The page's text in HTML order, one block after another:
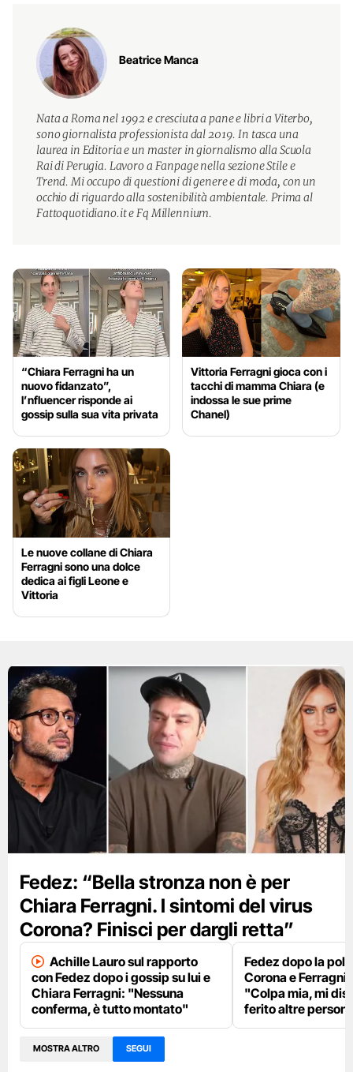
Beatrice Manca
Nata a Roma nel 1992 e cresciuta a pane e libri a Viterbo,
sono giornalista professionista dal 2019. In tasca una
laurea in Editoria e un master in giornalismo alla Scuola
Rai di Perugia. Lavoro a Fanpage nella sezione Stile e
Trend. Mi occupo di questioni di genere e di moda, con un
occhio di riguardo alla sostenibilità ambientale. Prima al
Fattoquotidiano.it e Fq Millennium.
“Chiara Ferragni ha un
nuovo fidanzato”,
l’nfluencer risponde ai
gossip sulla sua vita privata
Vittoria Ferragni gioca con i
tacchi di mamma Chiara (e
indossa le sue prime
Chanel)
Le nuove collane di Chiara
Ferragni sono una dolce
dedica ai figli Leone e
Vittoria
Fedez: “Bella stronza non è per
Chiara Ferragni. I sintomi del virus
Corona? Finisci per dargli retta”
Achille Lauro sul rapporto
con Fedez dopo i gossip su lui e
Chiara Ferragni: "Nessuna
conferma, è tutto montato"
Fedez dopo la
Corona e Ferragni
"Colpa mia, mi
ferito altre
MOSTRA ALTRO SEGUI